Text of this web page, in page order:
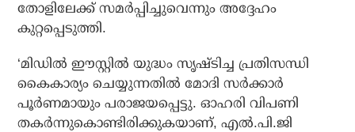
തോളിലേക്ക് സമര്‍പ്പിച്ചുവെന്നും അദ്ദേഹം
കുറ്റപ്പെടുത്തി.
‘മിഡില്‍ ഈസ്റ്റില്‍ യുദ്ധം സൃഷ്ടിച്ച പ്രതിസന്ധി
കൈകാര്യം ചെയ്യുന്നതില്‍ മോദി സര്‍ക്കാര്‍
പൂര്‍ണമായും പരാജയപ്പെട്ടു. ഓഹരി വിപണി
തകര്‍ന്നുകൊണ്ടിരിക്കുകയാണ്, എല്‍.പി.ജി